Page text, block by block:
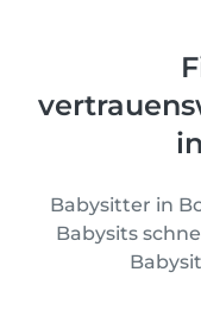
Babysitter in
Babysits